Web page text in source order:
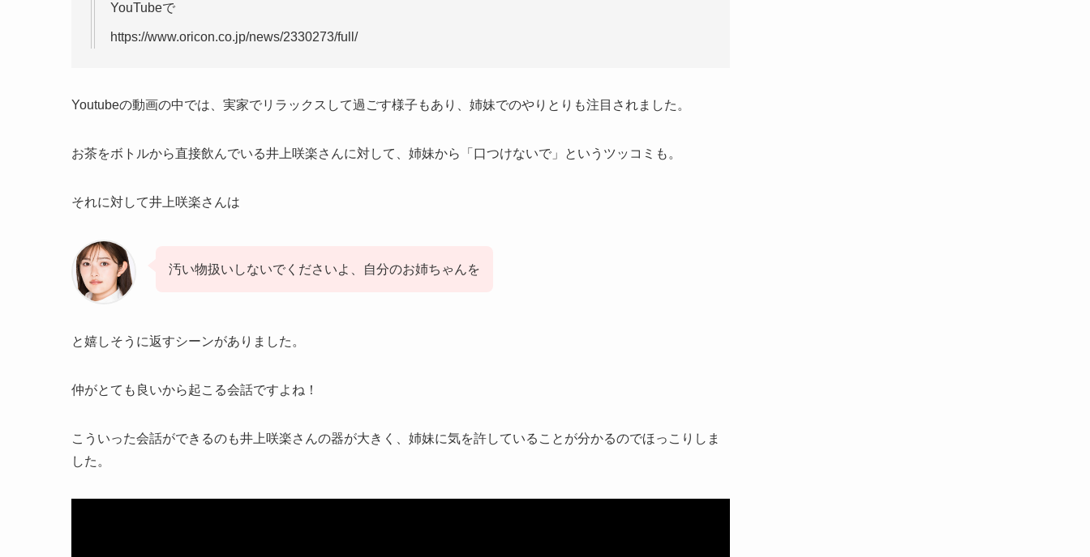
YouTubeで
https://www.oricon.co.jp/news/2330273/full/
Youtubeの動画の中では、実家でリラックスして過ごす様子もあり、姉妹でのやりとりも注目されました。
お茶をボトルから直接飲んでいる井上咲楽さんに対して、姉妹から「口つけないで」というツッコミも。
それに対して井上咲楽さんは
汚い物扱いしないでくださいよ、自分のお姉ちゃんを
と嬉しそうに返すシーンがありました。
仲がとても良いから起こる会話ですよね！
こういった会話ができるのも井上咲楽さんの器が大きく、姉妹に気を許していることが分かるのでほっこりしま
した。